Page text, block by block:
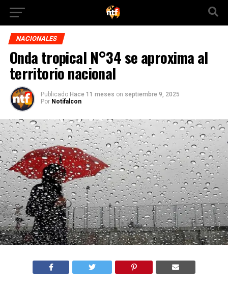
NACIONALES
Onda tropical N°34 se aproxima al
territorio nacional
Publicado Hace 11 meses on septiembre 9, 2025
Por Notifalcon